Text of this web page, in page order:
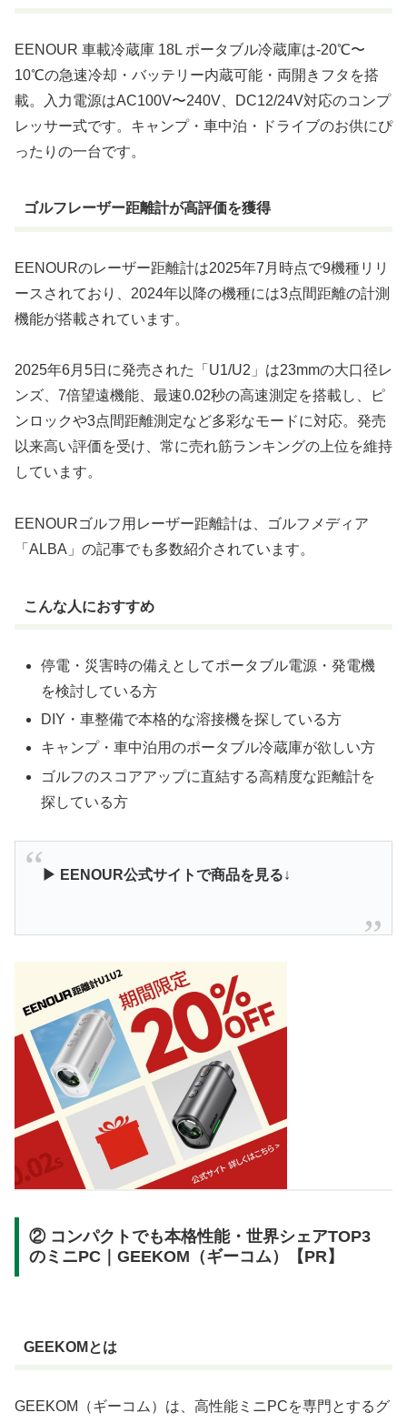
EENOUR 車載冷蔵庫 18L ポータブル冷蔵庫は-20℃〜
10℃の急速冷却・バッテリー内蔵可能・両開きフタを搭
載。入力電源はAC100V〜240V、DC12/24V対応のコンプ
レッサー式です。キャンプ・車中泊・ドライブのお供にぴ
ったりの一台です。
ゴルフレーザー距離計が高評価を獲得
EENOURのレーザー距離計は2025年7月時点で9機種リリ
ースされており、2024年以降の機種には3点間距離の計測
機能が搭載されています。
2025年6月5日に発売された「U1/U2」は23mmの大口径レ
ンズ、7倍望遠機能、最速0.02秒の高速測定を搭載し、ピ
ンロックや3点間距離測定など多彩なモードに対応。発売
以来高い評価を受け、常に売れ筋ランキングの上位を維持
しています。
EENOURゴルフ用レーザー距離計は、ゴルフメディア
「ALBA」の記事でも多数紹介されています。
こんな人におすすめ
停電・災害時の備えとしてポータブル電源・発電機
を検討している方
DIY・車整備で本格的な溶接機を探している方
キャンプ・車中泊用のポータブル冷蔵庫が欲しい方
ゴルフのスコアアップに直結する高精度な距離計を
探している方
▶ EENOUR公式サイトで商品を見る↓
② コンパクトでも本格性能・世界シェアTOP3
のミニPC｜GEEKOM（ギーコム）【PR】
GEEKOMとは
GEEKOM（ギーコム）は、高性能ミニPCを専門とするグ